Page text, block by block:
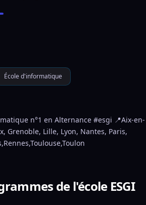
École d'informatique
n°1 en Alternance #esgi 📍Aix-en-
Grenoble, Lille, Lyon, Nantes, Paris,
de l'école ESGI